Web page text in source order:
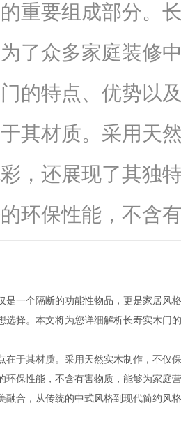
重要组成部分。
了众多家庭装修
的特点、优势以
其材质。采用天
，还展现了其独
环保性能，不含
是一个隔断的功能性物品，更是家居风
选择。本文将为您详细解析长寿实木门
在于其材质。采用天然实木制作，不仅
环保性能，不含有害物质，能够为家庭
融合，从传统的中式风格到现代简约风